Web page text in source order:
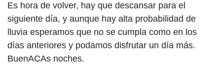
Es hora de volver, hay que descansar para el
siguiente día, y aunque hay alta probabilidad de
lluvia esperamos que no se cumpla como en los
días anteriores y podamos disfrutar un día más.
BuenACAs noches.